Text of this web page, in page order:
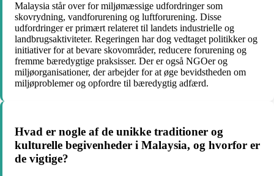
Malaysia står over for miljømæssige udfordringer som
skovrydning, vandforurening og luftforurening. Disse
udfordringer er primært relateret til landets industrielle og
landbrugsaktiviteter. Regeringen har dog vedtaget politikker og
initiativer for at bevare skovområder, reducere forurening og
fremme bæredygtige praksisser. Der er også NGOer og
miljøorganisationer, der arbejder for at øge bevidstheden om
miljøproblemer og opfordre til bæredygtig adfærd.
Hvad er nogle af de unikke traditioner og
kulturelle begivenheder i Malaysia, og hvorfor er
de vigtige?